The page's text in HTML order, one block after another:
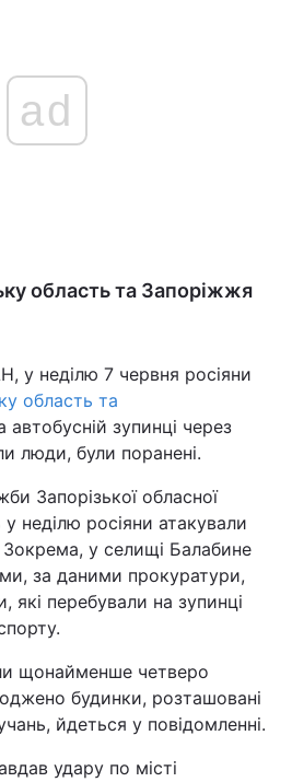
ad
область та Запоріжжя
у неділю 7 червня росіяни
область та
автобусній зупинці через
люди, були поранені.
Запорізької обласної
неділю росіяни атакували
у селищі Балабине
за даними прокуратури,
які перебували на зупинці
щонайменше четверо
будинки, розташовані
йдеться у повідомленні.
удару по місті